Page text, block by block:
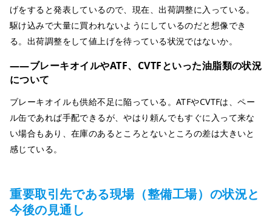
げをすると発表しているので、現在、出荷調整に入っている。
駆け込みで大量に買われないようにしているのだと想像でき
る。出荷調整をして値上げを待っている状況ではないか。
――ブレーキオイルやATF、CVTFといった油脂類の状況
について
ブレーキオイルも供給不足に陥っている。ATFやCVTFは、ペー
ル缶であれば手配できるが、やはり頼んでもすぐに入って来な
い場合もあり、在庫のあるところとないところの差は大きいと
感じている。
重要取引先である現場（整備工場）の状況と
今後の見通し